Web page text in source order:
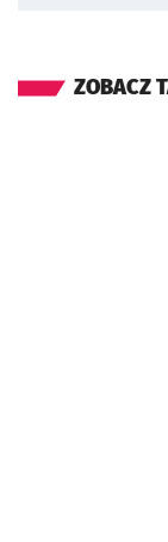
ZOBACZ